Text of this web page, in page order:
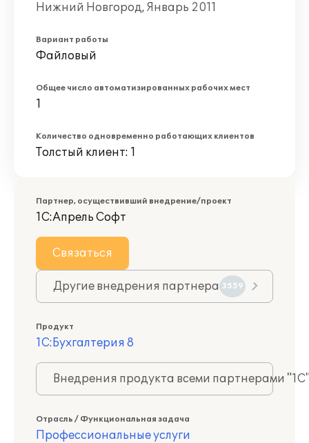
Нижний Новгород, Январь 2011
Вариант работы
Файловый
Общее число автоматизированных рабочих мест
1
Количество одновременно работающих клиентов
Толстый клиент: 1
Партнер, осуществивший внедрение/проект
1С:Апрель Софт
Связаться
Другие внедрения партнера 3559
Продукт
1С:Бухгалтерия 8
Внедрения продукта всеми партнерами
Отрасль / Функциональная задача
Профессиональные услуги